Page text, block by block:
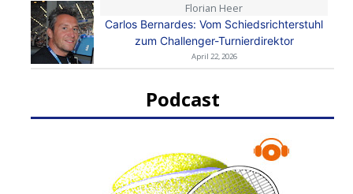
Florian Heer
Carlos Bernardes: Vom Schiedsrichterstuhl
zum Challenger-Turnierdirektor
April 22, 2026
Podcast